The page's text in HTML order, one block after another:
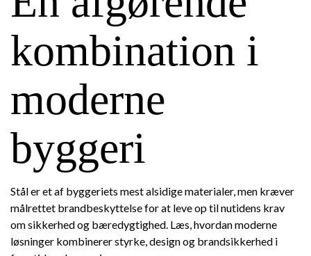
kombination i
moderne
byggeri
Stål er et af byggeriets mest alsidige materialer, men kræver
målrettet brandbeskyttelse for at leve op til nutidens krav
om sikkerhed og bæredygtighed. Læs, hvordan moderne
løsninger kombinerer styrke, design og brandsikkerhed i